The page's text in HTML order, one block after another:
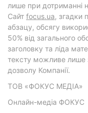
лише при дотриманні
Cайт focus.ua, згадки
абзацу, обсягу
50% від загального
заголовку та ліда
тексту можливе лише
дозволу Компанії.
ТОВ «ФОКУС МЕДІА»
Онлайн-медіа ФОКУС